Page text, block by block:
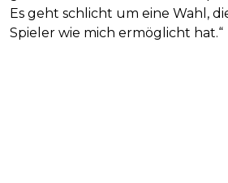
Es geht schlicht um eine Wahl,
Spieler wie mich ermöglicht hat.“